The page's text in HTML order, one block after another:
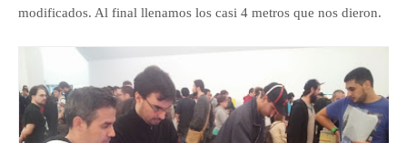
modificados. Al final llenamos los casi 4 metros que nos dieron.